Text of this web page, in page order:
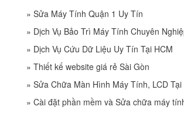
» Sửa Máy Tính Quận 1 Uy Tín
» Dịch Vụ Bảo Trì Máy Tính Chuyên
» Dịch Vụ Cứu Dữ Liệu Uy Tín Tại HCM
» Thiết kế website giá rẻ Sài Gòn
» Sửa Chữa Màn Hình Máy Tính, LCD Tại
» Cài đặt phần mềm và Sửa chữa máy